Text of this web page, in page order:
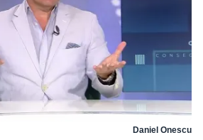
Daniel Onescu